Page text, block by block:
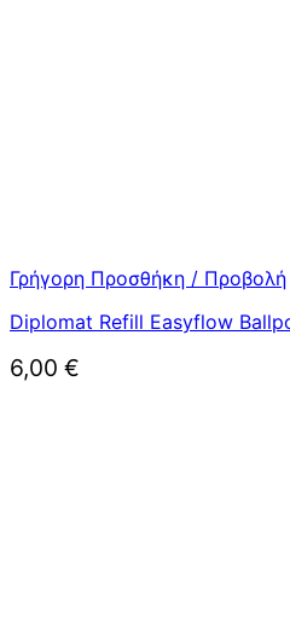
Γρήγορη Προσθήκη / Προβολή
Diplomat Refill Easyflow
6,00 €